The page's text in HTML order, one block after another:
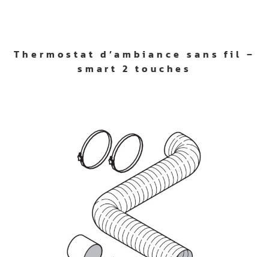
Thermostat d’ambiance sans fil –
smart 2 touches